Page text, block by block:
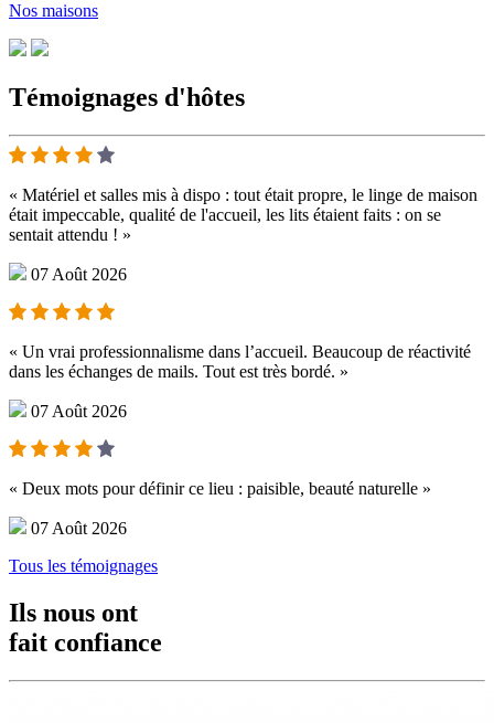
Nos maisons
Témoignages d'hôtes
« Matériel et salles mis à dispo : tout était propre, le linge de maison
était impeccable, qualité de l'accueil, les lits étaient faits : on se
sentait attendu ! »
07 Août 2026
« Un vrai professionnalisme dans l’accueil. Beaucoup de réactivité
dans les échanges de mails. Tout est très bordé. »
07 Août 2026
« Deux mots pour définir ce lieu : paisible, beauté naturelle »
07 Août 2026
Tous les témoignages
Ils nous ont
fait confiance